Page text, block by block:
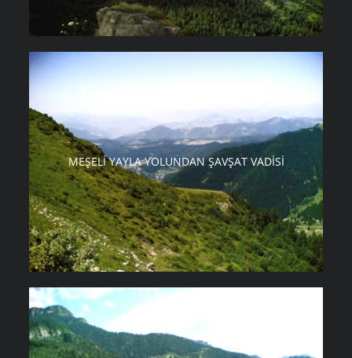
MEŞELI YAYLA YOLUNDAN ŞAVŞAT VADISI